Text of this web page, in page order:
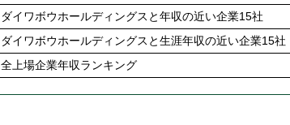
ダイワボウホールディングスと年収の近い企業15社
ダイワボウホールディングスと生涯年収の近い企業15社
全上場企業年収ランキング